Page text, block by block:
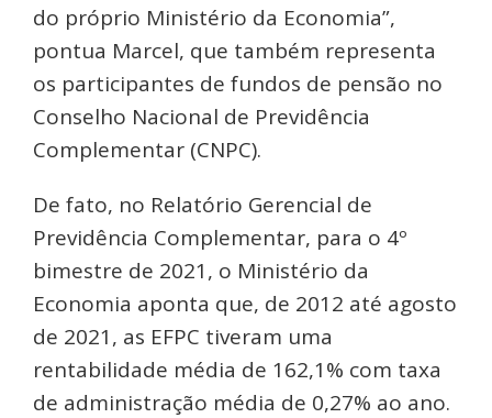
do próprio Ministério da Economia”,
pontua Marcel, que também representa
os participantes de fundos de pensão no
Conselho Nacional de Previdência
Complementar (CNPC).
De fato, no Relatório Gerencial de
Previdência Complementar, para o 4º
bimestre de 2021, o Ministério da
Economia aponta que, de 2012 até agosto
de 2021, as EFPC tiveram uma
rentabilidade média de 162,1% com taxa
de administração média de 0,27% ao ano.